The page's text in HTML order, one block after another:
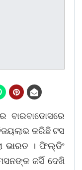
କରିଛି ଟସ
ଭାରତ । ଫିଲ୍ଡିଂ
ଜର୍ସି ଦେଖି